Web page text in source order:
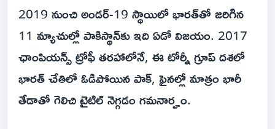
2019 నుంచి అండర్-19 స్థాయిలో భారత్‌తో జరిగిన
11 మ్యాచుల్లో పాకిస్థాన్‌కు ఇది ఏడో విజయం. 2017
ఛాంపియన్స్ ట్రోఫీ తరహాలోనే, ఈ టోర్నీ గ్రూప్ దశలో
భారత్ చేతిలో ఓడిపోయిన పాక్, ఫైనల్లో మాత్రం భారీ
తేడాతో గెలిచి టైటిల్ నెగ్గడం గమనార్హం.